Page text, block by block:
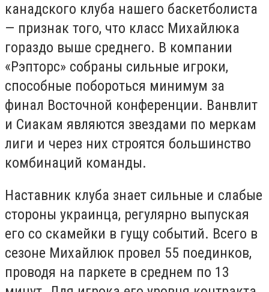
канадского клуба нашего баскетболиста
— признак того, что класс Михайлюка
гораздо выше среднего. В компании
«Рэпторс» собраны сильные игроки,
способные побороться минимум за
финал Восточной конференции. Ванвлит
и Сиакам являются звездами по меркам
лиги и через них строятся большинство
комбинаций команды.
Наставник клуба знает сильные и слабые
стороны украинца, регулярно выпуская
его со скамейки в гущу событий. Всего в
сезоне Михайлюк провел 55 поединков,
проводя на паркете в среднем по 13